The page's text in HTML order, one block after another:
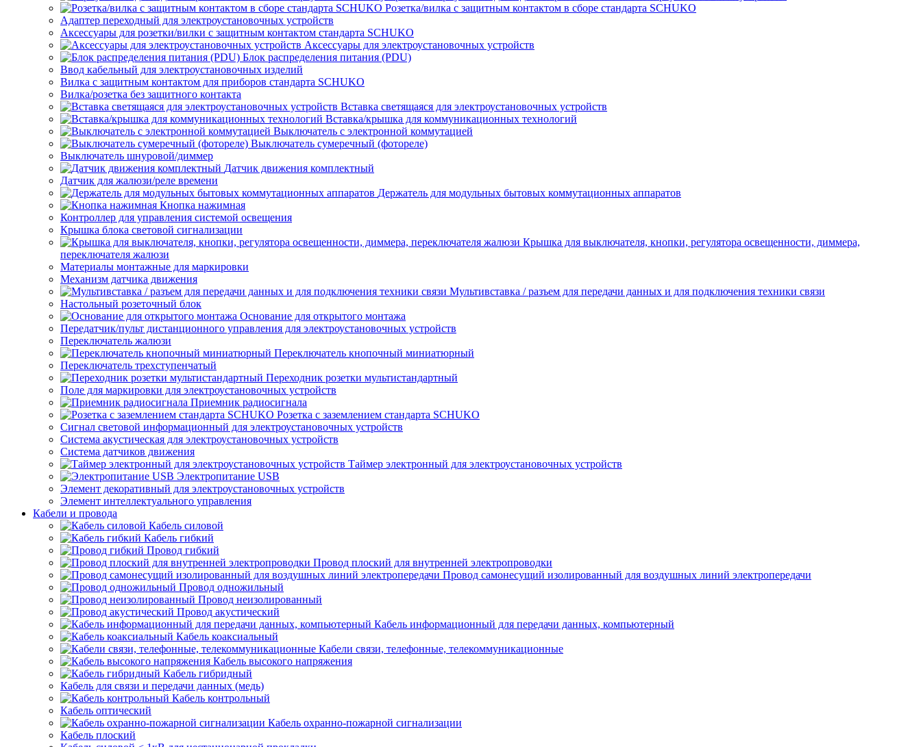
Розетка/вилка с защитным контактом в сборе стандарта SCHUKO
Адаптер переходный для электроустановочных устройств
Аксессуары для розетки/вилки с защитным контактом стандарта SCHUKO
Аксессуары для электроустановочных устройств
Блок распределения питания (PDU)
Ввод кабельный для электроустановочных изделий
Вилка с защитным контактом для приборов стандарта SCHUKO
Вилка/розетка без защитного контакта
Вставка светящаяся для электроустановочных устройств
Вставка/крышка для коммуникационных технологий
Выключатель с электронной коммутацией
Выключатель сумеречный (фотореле)
Выключатель шнуровой/диммер
Датчик движения комплектный
Датчик для жалюзи/реле времени
Держатель для модульных бытовых коммутационных аппаратов
Кнопка нажимная
Контроллер для управления системой освещения
Крышка блока световой сигнализации
Крышка для выключателя, кнопки, регулятора освещенности, диммера,
переключателя жалюзи
Материалы монтажные для маркировки
Механизм датчика движения
Мультивставка / разъем для передачи данных и для подключения техники связи
Настольный розеточный блок
Основание для открытого монтажа
Передатчик/пульт дистанционного управления для электроустановочных устройств
Переключатель жалюзи
Переключатель кнопочный миниатюрный
Переключатель трехступенчатый
Переходник розетки мультистандартный
Поле для маркировки для электроустановочных устройств
Приемник радиосигнала
Розетка с заземлением стандарта SCHUKO
Сигнал световой информационный для электроустановочных устройств
Система акустическая для электроустановочных устройств
Система датчиков движения
Таймер электронный для электроустановочных устройств
Электропитание USB
Элемент декоративный для электроустановочных устройств
Элемент интеллектуального управления
Кабели и провода
Кабель силовой
Кабель гибкий
Провод гибкий
Провод плоский для внутренней электропроводки
Провод самонесущий изолированный для воздушных линий электропередачи
Провод одножильный
Провод неизолированный
Провод акустический
Кабель информационный для передачи данных, компьютерный
Кабель коаксиальный
Кабели связи, телефонные, телекоммуникационные
Кабель высокого напряжения
Кабель гибридный
Кабель для связи и передачи данных (медь)
Кабель контрольный
Кабель оптический
Кабель охранно-пожарной сигнализации
Кабель плоский